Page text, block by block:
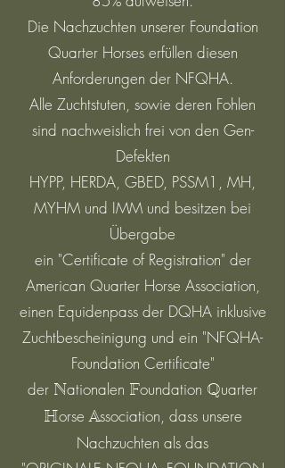
Die Nachzuchten unserer Foundation
Quarter Horses erfüllen diesen
Anforderungen der NFQHA.
Alle Zuchtstuten, sowie deren Fohlen
sind nachweislich frei von den Gen-
Defekten
HYPP, HERDA, GBED, PSSM1, MH,
MYHM und IMM und besitzen bei
Übergabe
ein "Certificate of Registration" der
American Quarter Horse Association,
einen Equidenpass der DQHA inklusive
Zuchtbescheinigung und ein "NFQHA-
Foundation Certificate"
der Nationalen Foundation Quarter
HorseAssociation, dass unsere
Nachzuchten als das